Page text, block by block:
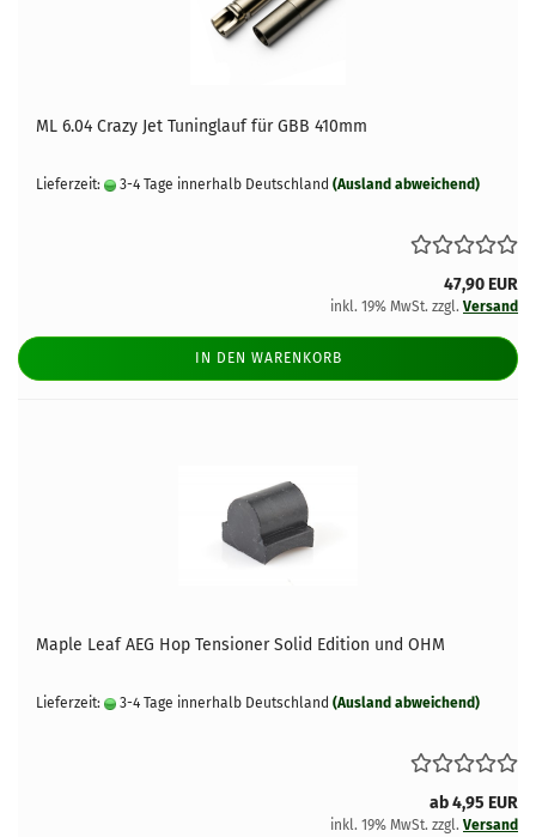
ML 6.04 Crazy Jet Tuninglauf für GBB 410mm
Lieferzeit: 3-4 Tage innerhalb Deutschland (Ausland abweichend)
47,90 EUR
inkl. 19% MwSt. zzgl. Versand
IN DEN WARENKORB
Maple Leaf AEG Hop Tensioner Solid Edition und OHM
Lieferzeit: 3-4 Tage innerhalb Deutschland (Ausland abweichend)
ab 4,95 EUR
inkl. 19% MwSt. zzgl. Versand